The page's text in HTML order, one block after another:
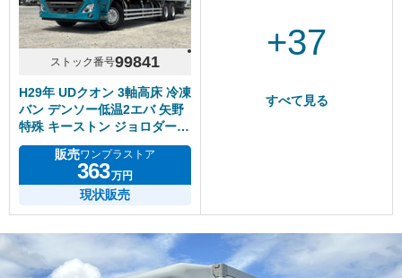
ストック番号99841
H29年 UDクオン 3軸高床 冷凍
バン デンソー低温2エバ 矢野
特殊 キーストン ジョロダー4
列 左サイド観音 積載13600㎏
販売ワンプラストア
363万円
現状販売
+37
すべて見る